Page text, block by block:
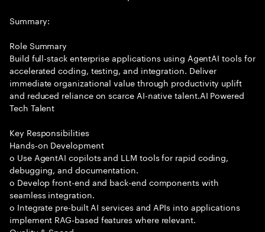
Summary:
Role Summary
Build full-stack enterprise applications using AgentAI tools for
accelerated coding, testing, and integration. Deliver
immediate organizational value through productivity uplift
and reduced reliance on scarce AI-native talent.AI Powered
Tech Talent
Key Responsibilities
Hands-on Development
o Use AgentAI copilots and LLM tools for rapid coding,
debugging, and documentation.
o Develop front-end and back-end components with
seamless integration.
o Integrate pre-built AI services and APIs into applications
implement RAG-based features where relevant.